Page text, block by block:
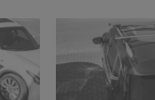
DO KOSZYKA